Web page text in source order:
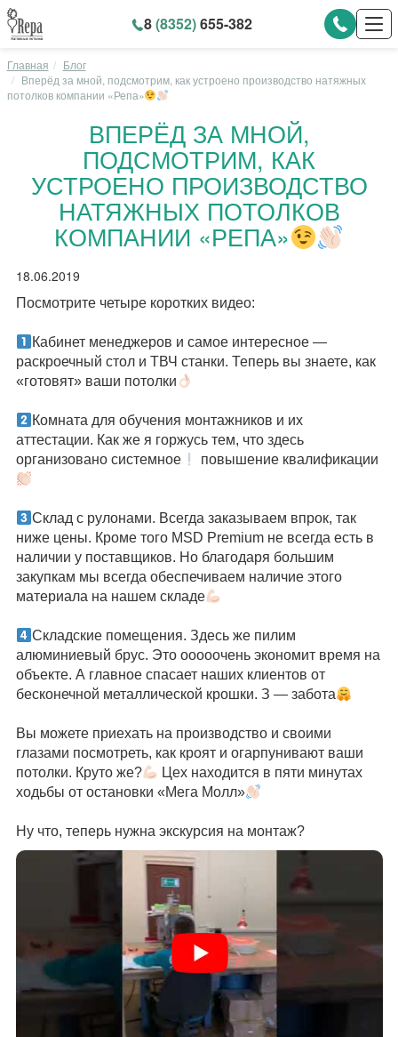
8(8352)655-382
Главная
Блог
Вперёд за мной, подсмотрим, как устроено производство натяжных
потолков компании «Репа»
ВПЕРЁД ЗА МНОЙ,
ПОДСМОТРИМ, КАК
УСТРОЕНО ПРОИЗВОДСТВО
НАТЯЖНЫХ ПОТОЛКОВ
КОМПАНИИ «РЕПА»
18.06.2019
Посмотрите четыре коротких видео:
Кабинет менеджеров и самое интересное —
раскроечный стол и ТВЧ станки. Теперь вы знаете, как
«готовят» ваши потолки
Комната для обучения монтажников и их
аттестации. Как же я горжусь тем, что здесь
организовано системное
повышение квалификации
Склад с рулонами. Всегда заказываем впрок, так
ниже цены. Кроме того MSD Premium не всегда есть в
наличии у поставщиков. Но благодаря большим
закупкам мы всегда обеспечиваем наличие этого
материала на нашем складе
Складские помещения. Здесь же пилим
алюминиевый брус. Это ооооочень экономит время на
объекте. А главное спасает наших клиентов от
бесконечной металлической крошки. З — забота
Вы можете приехать на производство и своими
глазами посмотреть, как кроят и огарпунивают ваши
потолки. Круто же?
Цех находится в пяти минутах
ходьбы от остановки «Мега Молл»
Ну что, теперь нужна экскурсия на монтаж?